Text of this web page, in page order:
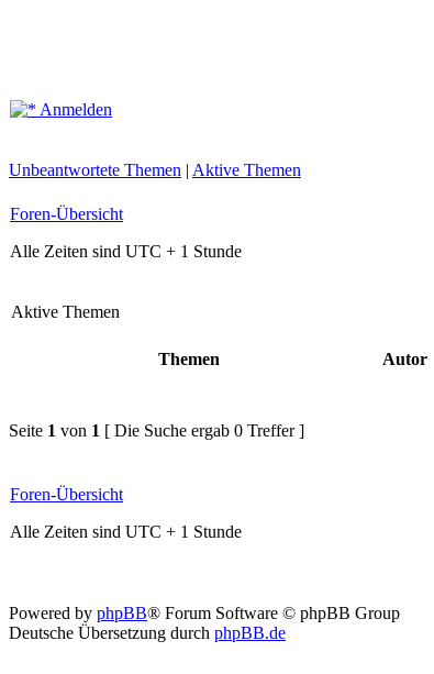
Anmelden
Unbeantwortete Themen | Aktive Themen
Foren-Übersicht
Alle Zeiten sind UTC + 1 Stunde
Aktive Themen
Themen Autor
Seite 1 von 1 [ Die Suche ergab 0 Treffer ]
Foren-Übersicht
Alle Zeiten sind UTC + 1 Stunde
Powered by phpBB® Forum Software © phpBB Group
Deutsche Übersetzung durch phpBB.de